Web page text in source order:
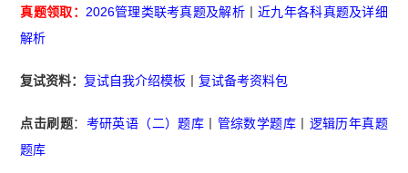
真题领取： 2026管理类联考真题及解析丨近九年各科真题及详细
解析
复试资料：复试自我介绍模板 丨复试备考资料包
点击刷题： 考研英语（二）题库 管综数学题库
逻辑历年真题
题库